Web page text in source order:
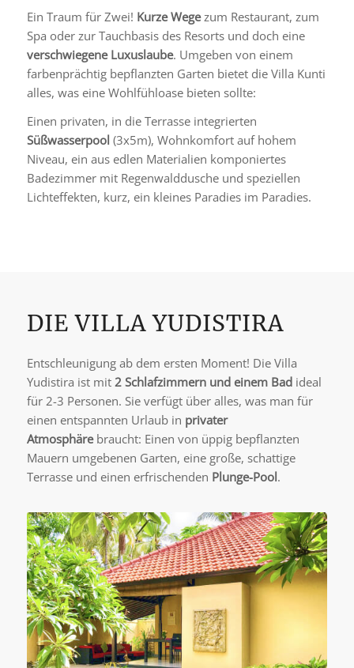
Ein Traum für Zwei! Kurze Wegezum Restaurant, zum
Spa oder zur Tauchbasis des Resorts und doch eine
verschwiegene Luxuslaube. Umgeben von einem
farbenprächtig bepflanzten Garten bietet die Villa Kunti
alles, was eine Wohlfühloase bieten sollte:
Einen privaten, in die Terrasse integrierten
Süßwasserpool (3x5m), Wohnkomfort auf hohem
Niveau, ein aus edlen Materialien komponiertes
Badezimmer mit Regenwalddusche und speziellen
Lichteffekten, kurz, ein kleines Paradies im Paradies.
DIE VILLA YUDISTIRA
Entschleunigung ab dem ersten Moment! Die Villa
Yudistira ist mit 2 Schlafzimmern und einem Badideal
für 2-3 Personen. Sie verfügt über alles, was man für
einen entspannten Urlaub in privater
Atmosphäre braucht: Einen von üppig bepflanzten
Mauern umgebenen Garten, eine große, schattige
Terrasse und einen erfrischenden Plunge-Pool.